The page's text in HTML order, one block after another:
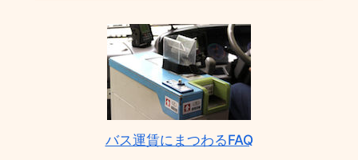
バス運賃にまつわるFAQ